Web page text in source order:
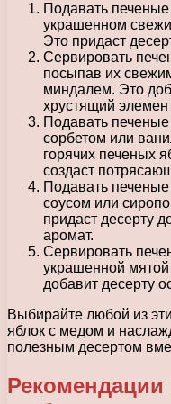
Подавать
украшенном
Это придаст
Сервировать
посыпав их
миндалем. Это
хрустящий
Подавать
сорбетом или
горячих печеных
создаст
Подавать
соусом или
придаст десерту
аромат.
Сервировать
украшенной
добавит десерту
Выбирайте любой из
яблок с медом и
полезным десертом